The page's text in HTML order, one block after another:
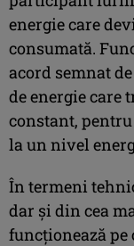
energie care
consumată.
acord semnat
de energie care
constant,
la un nivel
În termeni
dar şi din cea
funcţionează